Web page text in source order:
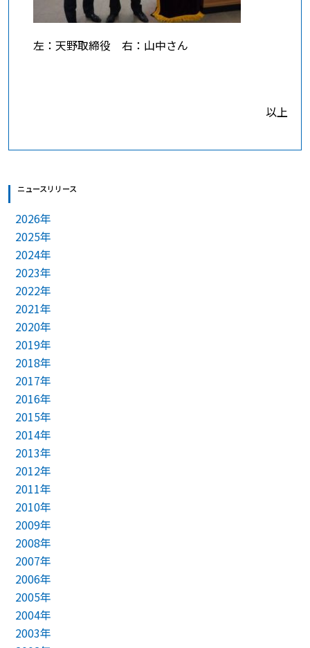
左：天野取締役 右：山中さん
以上
ニュースリリース
2026年
2025年
2024年
2023年
2022年
2021年
2020年
2019年
2018年
2017年
2016年
2015年
2014年
2013年
2012年
2011年
2010年
2009年
2008年
2007年
2006年
2005年
2004年
2003年